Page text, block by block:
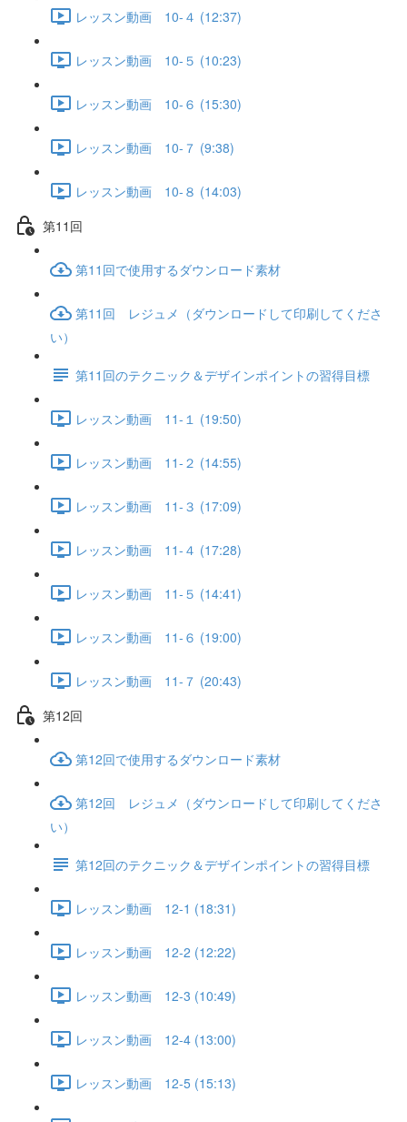
レッスン動画 10-４ (12:37)
レッスン動画 10-５ (10:23)
レッスン動画 10-６ (15:30)
レッスン動画 10-７ (9:38)
レッスン動画 10-８ (14:03)
第11回
第11回で使用するダウンロード素材
第11回 レジュメ（ダウンロードして印刷してくださ
い）
第11回のテクニック＆デザインポイントの習得目標
レッスン動画 11-１ (19:50)
レッスン動画 11-２ (14:55)
レッスン動画 11-３ (17:09)
レッスン動画 11-４ (17:28)
レッスン動画 11-５ (14:41)
レッスン動画 11-６ (19:00)
レッスン動画 11-７ (20:43)
第12回
第12回で使用するダウンロード素材
第12回 レジュメ（ダウンロードして印刷してくださ
い）
第12回のテクニック＆デザインポイントの習得目標
レッスン動画 12-1 (18:31)
レッスン動画 12-2 (12:22)
レッスン動画 12-3 (10:49)
レッスン動画 12-4 (13:00)
レッスン動画 12-5 (15:13)